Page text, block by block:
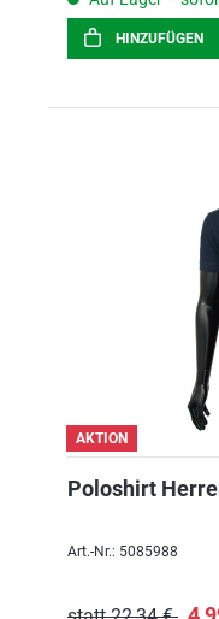
HINZUFÜGEN
AKTION
Poloshirt
Art.-Nr.: 5085988